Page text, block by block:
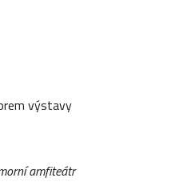
výstavy
amfiteátr